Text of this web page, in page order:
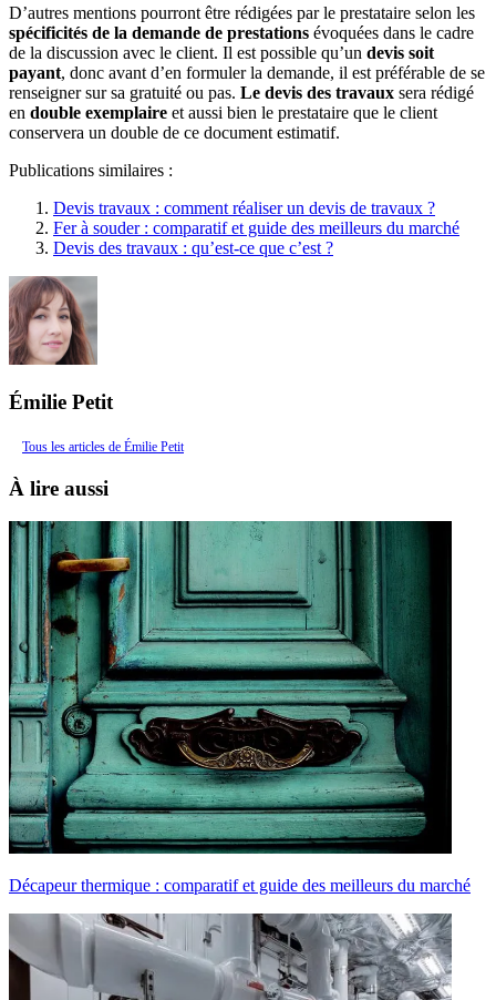
D’autres mentions pourront être rédigées par le prestataire selon les
spécificités de la demande de prestations évoquées dans le cadre
de la discussion avec le client. Il est possible qu’un devis soit
payant, donc avant d’en formuler la demande, il est préférable de se
renseigner sur sa gratuité ou pas. Le devis des travaux sera rédigé
en double exemplaire et aussi bien le prestataire que le client
conservera un double de ce document estimatif.
Publications similaires :
Devis travaux : comment réaliser un devis de travaux ?
Fer à souder : comparatif et guide des meilleurs du marché
Devis des travaux : qu’est-ce que c’est ?
Émilie Petit
Tous les articles de Émilie Petit
À lire aussi
Décapeur thermique : comparatif et guide des meilleurs du marché